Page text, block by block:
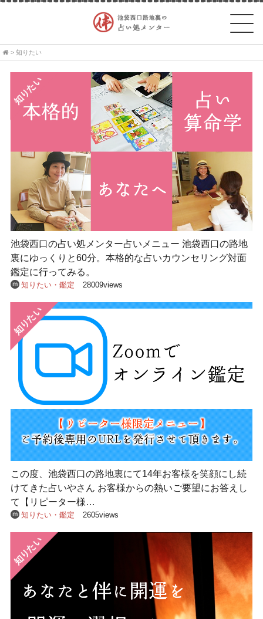
> 知りたい
池袋西口の占い処メンター占いメニュー 池袋西口の路地
裏にゆっくりと60分。本格的な占いカウンセリング対面
鑑定に行ってみる。
知りたい・鑑定 28009views
この度、池袋西口の路地裏にて14年お客様を笑顔にし続
けてきた占いやさん お客様からの熱いご要望にお答えし
て【リピーター様…
知りたい・鑑定 2605views